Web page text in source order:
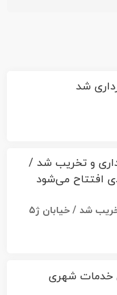
۳ باب مغازه محدوده پستک خریداری و تخریب شد / خیابان ژ۵